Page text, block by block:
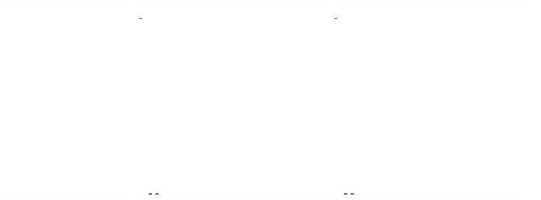
-
- -
-
- -